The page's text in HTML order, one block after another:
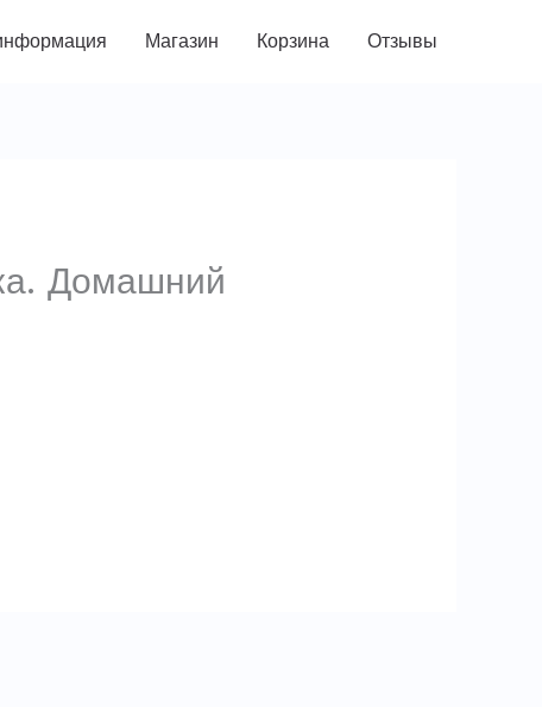
Магазин Корзина Отзывы
Домашний